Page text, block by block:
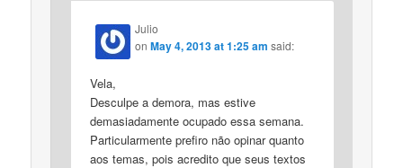
Julio
onMay 4, 2013 at 1:25 am said:
Vela,
Desculpe a demora, mas estive
demasiadamente ocupado essa semana.
Particularmente prefiro não opinar quanto
aos temas, pois acredito que seus textos